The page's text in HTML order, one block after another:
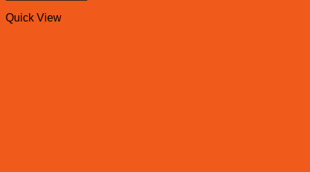
Quick View